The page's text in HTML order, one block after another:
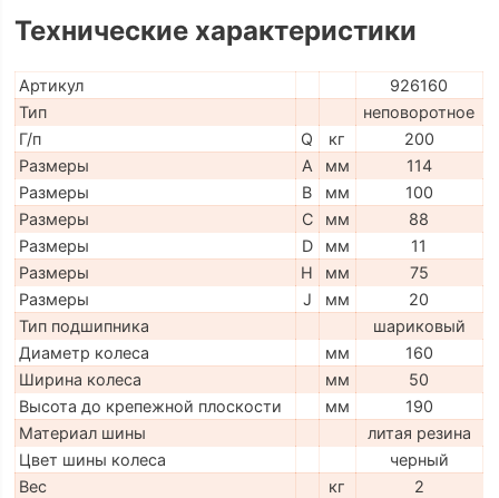
Технические характеристики
Артикул
926160
Тип
неповоротное
Г/п
Q кг
200
Размеры
A мм
114
Размеры
B мм
100
Размеры
C мм
88
Размеры
D мм
11
Размеры
H мм
75
Размеры
J мм
20
Тип подшипника
шариковый
Диаметр колеса
мм
160
Ширина колеса
мм
50
Высота до крепежной плоскости
мм
190
Материал шины
литая резина
Цвет шины колеса
черный
Вес
кг
2